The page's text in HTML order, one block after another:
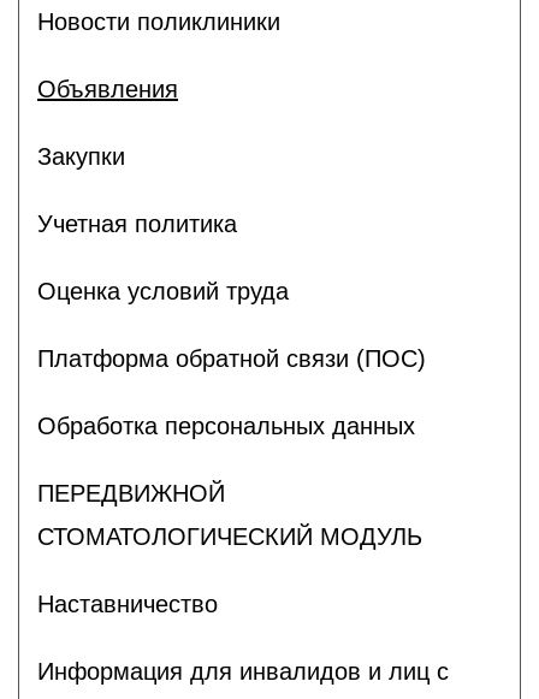
Новости поликлиники
Объявления
Закупки
Учетная политика
Оценка условий труда
Платформа обратной связи (ПОС)
Обработка персональных данных
ПЕРЕДВИЖНОЙ
СТОМАТОЛОГИЧЕСКИЙ МОДУЛЬ
Наставничество
Информация для инвалидов и лиц с